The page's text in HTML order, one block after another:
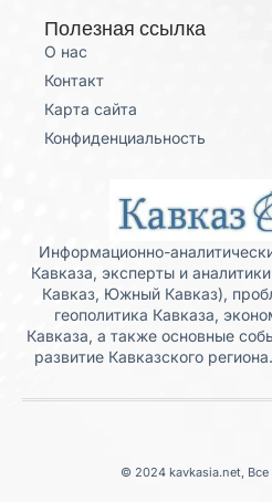
Полезная ссылка
О нас
Контакт
Карта сайта
Конфиденциальность
Информационно-
Кавказа, эксперты и
Кавказ, Южный Кавказ),
геополитика Кавказа,
Кавказа, а также основные
развитие Кавказского
© 2024 kavkasia.net,